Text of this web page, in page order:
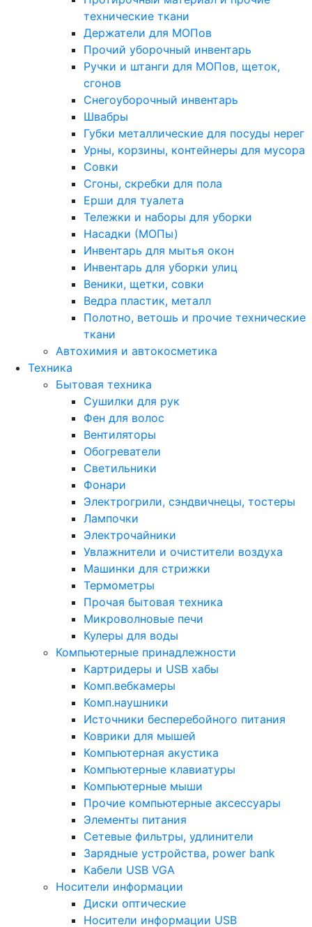
технические ткани
Держатели для МОПов
Прочий уборочный инвентарь
Ручки и штанги для МОПов, щеток,
сгонов
Снегоуборочный инвентарь
Швабры
Губки металлические для посуды нерег
Урны, корзины, контейнеры для мусора
Совки
Сгоны, скребки для пола
Ерши для туалета
Тележки и наборы для уборки
Насадки (МОПы)
Инвентарь для мытья окон
Инвентарь для уборки улиц
Веники, щетки, совки
Ведра пластик, металл
Полотно, ветошь и прочие технические
ткани
Автохимия и автокосметика
Техника
Бытовая техника
Сушилки для рук
Фен для волос
Вентиляторы
Обогреватели
Светильники
Фонари
Электрогрили, сэндвичнецы, тостеры
Лампочки
Электрочайники
Увлажнители и очистители воздуха
Машинки для стрижки
Термометры
Прочая бытовая техника
Микроволновые печи
Кулеры для воды
Компьютерные принадлежности
Картридеры и USB хабы
Комп.вебкамеры
Комп.наушники
Источники бесперебойного питания
Коврики для мышей
Компьютерная акустика
Компьютерные клавиатуры
Компьютерные мыши
Прочие компьютерные аксессуары
Элементы питания
Сетевые фильтры, удлинители
Зарядные устройства, power bank
Кабели USB VGA
Носители информации
Диски оптические
Носители информации USB